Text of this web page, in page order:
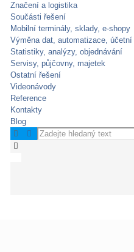
Značení a logistika
Součásti řešení
Mobilní terminály, sklady, e‑shopy
Výměna dat, automatizace, účetní
Statistiky, analýzy, objednávání
Servisy, půjčovny, majetek
Ostatní řešení
Videonávody
Reference
Kontakty
Blog